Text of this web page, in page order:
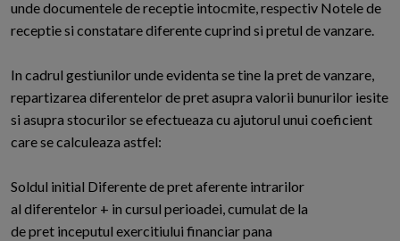
unde documentele de receptie intocmite, respectiv Notele de
receptie si constatare diferente cuprind si pretul de vanzare.
In cadrul gestiunilor unde evidenta se tine la pret de vanzare,
repartizarea diferentelor de pret asupra valorii bunurilor iesite
si asupra stocurilor se efectueaza cu ajutorul unui coeficient
care se calculeaza astfel:
Soldul initial Diferente de pret aferente intrarilor
al diferentelor + in cursul perioadei, cumulat de la
de pret inceputul exercitiului financiar pana